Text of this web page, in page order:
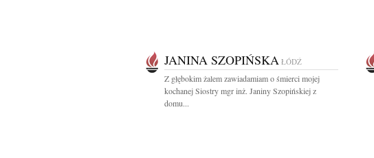
JANINA SZOPIŃSKA ŁÓDŹ
Z głębokim żalem zawiadamiam o śmierci mojej
kochanej Siostry mgr inż. Janiny Szopińskiej z
domu...